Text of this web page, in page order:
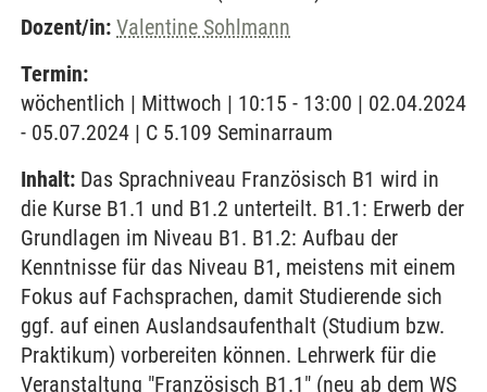
Dozent/in: Valentine Sohlmann
Termin:
wöchentlich | Mittwoch | 10:15 - 13:00 | 02.04.2024
- 05.07.2024 | C 5.109 Seminarraum
Inhalt: Das Sprachniveau Französisch B1 wird in
die Kurse B1.1 und B1.2 unterteilt. B1.1: Erwerb der
Grundlagen im Niveau B1. B1.2: Aufbau der
Kenntnisse für das Niveau B1, meistens mit einem
Fokus auf Fachsprachen, damit Studierende sich
ggf. auf einen Auslandsaufenthalt (Studium bzw.
Praktikum) vorbereiten können. Lehrwerk für die
Veranstaltung "Französisch B1.1" (neu ab dem WS